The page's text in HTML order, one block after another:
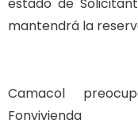
estado de
mantendrá la
Camacol
Fonvivienda